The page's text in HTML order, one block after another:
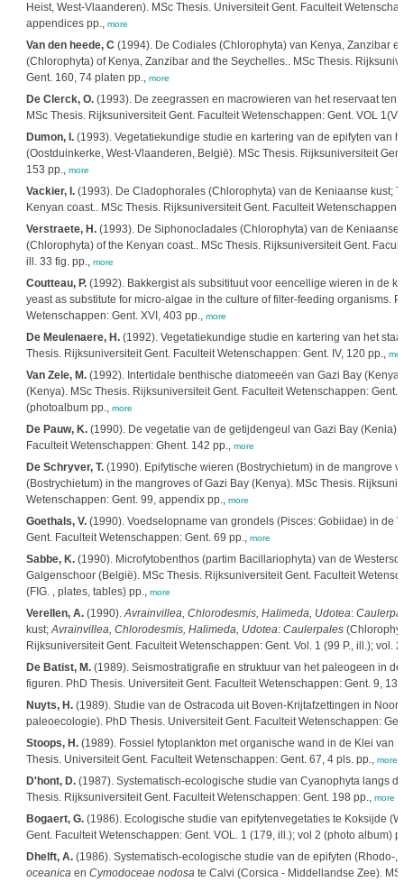
Heist, West-Vlaanderen). MSc Thesis. Universiteit Gent. Faculteit
appendices pp., more
Van den heede, C (1994). De Codiales (Chlorophyta) van Kenya, Zanzibar
(Chlorophyta) of Kenya, Zanzibar and the Seychelles.. MSc Thesis.
Gent. 160, 74 platen pp., more
De Clerck, O.(1993). De zeegrassen en macrowieren van het reservaat ten
MSc Thesis. Rijksuniversiteit Gent. Faculteit Wetenschappen: Gent. VOL
Dumon, I.(1993). Vegetatiekundige studie en kartering van de epifyten van
(Oostduinkerke, West-Vlaanderen, België). MSc Thesis. Rijksuniversiteit
153 pp., more
Vackier, I.(1993). De Cladophorales (Chlorophyta) van de Keniaanse kust;
Kenyan coast.. MSc Thesis. Rijksuniversiteit Gent. Faculteit Wetenschappen:
Verstraete, H.(1993). De Siphonocladales (Chlorophyta) van de Keniaanse
(Chlorophyta) of the Kenyan coast.. MSc Thesis. Rijksuniversiteit Gent.
ill. 33 fig. pp., more
Coutteau, P.(1992). Bakkergist als subsitituut voor eencellige wieren in de
yeast as substitute for micro-algae in the culture of filter-feeding organisms.
Wetenschappen: Gent. XVI, 403 pp., more
De Meulenaere, H.(1992). Vegetatiekundige studie en kartering van het
Thesis. Rijksuniversiteit Gent. Faculteit Wetenschappen: Gent. IV, 120 pp.,
Van Zele, M.(1992). Intertidale benthische diatomeeën van Gazi Bay
(Kenya). MSc Thesis. Rijksuniversiteit Gent. Faculteit Wetenschappen: Gent.
(photoalbum pp., more
De Pauw, K.(1990). De vegetatie van de getijdengeul van Gazi Bay (Kenia).
Faculteit Wetenschappen: Ghent. 142 pp., more
De Schryver, T.(1990). Epifytische wieren (Bostrychietum) in de mangrove
(Bostrychietum) in the mangroves of Gazi Bay (Kenya). MSc Thesis.
Wetenschappen: Gent. 99, appendix pp., more
Goethals, V.(1990). Voedselopname van grondels (Pisces: Gobiidae) in de
Gent. Faculteit Wetenschappen: Gent. 69 pp., more
Sabbe, K.(1990). Microfytobenthos (partim Bacillariophyta) van de
Galgenschoor (België). MSc Thesis. Rijksuniversiteit Gent. Faculteit
(FIG. , plates, tables) pp., more
Verellen, A.(1990).Avrainvillea, Chlorodesmis, Halimeda, Udotea:
kust;Avrainvillea, Chlorodesmis, Halimeda, Udotea: Caulerpales
Rijksuniversiteit Gent. Faculteit Wetenschappen: Gent. Vol. 1 (99 P., ill.); vol.
De Batist, M.(1989). Seismostratigrafie en struktuur van het paleogeen in
figuren. PhD Thesis. Universiteit Gent. Faculteit Wetenschappen: Gent. 9,
Nuyts, H.(1989). Studie van de Ostracoda uit Boven-Krijtafzettingen in
paleoecologie). PhD Thesis. Universiteit Gent. Faculteit Wetenschappen:
Stoops, H.(1989). Fossiel fytoplankton met organische wand in de Klei van
Thesis. Universiteit Gent. Faculteit Wetenschappen: Gent. 67, 4 pls. pp., more
D'hont, D.(1987). Systematisch-ecologische studie van Cyanophyta langs
Thesis. Rijksuniversiteit Gent. Faculteit Wetenschappen: Gent. 198 pp., more
Bogaert, G.(1986). Ecologische studie van epifytenvegetaties te Koksijde
Gent. Faculteit Wetenschappen: Gent. VOL. 1 (179, ill.); vol 2 (photo album)
Dhelft, A.(1986). Systematisch-ecologische studie van de epifyten (Rhodo-,
oceanicaen Cymodoceae nodosate Calvi (Corsica - Middellandse Zee).